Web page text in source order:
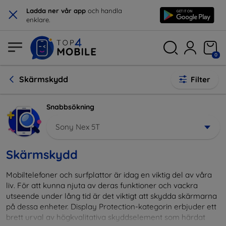
× Ladda ner vår app och handla
enklare.
0
Skärmskydd Filter
Snabbsökning
Sony Nex 5T
Skärmskydd
Mobiltelefoner och surfplattor är idag en viktig del av våra
liv. För att kunna njuta av deras funktioner och vackra
utseende under lång tid är det viktigt att skydda skärmarna
på dessa enheter. Display Protection-kategorin erbjuder ett
brett urval av högkvalitativa skyddselement som härdat